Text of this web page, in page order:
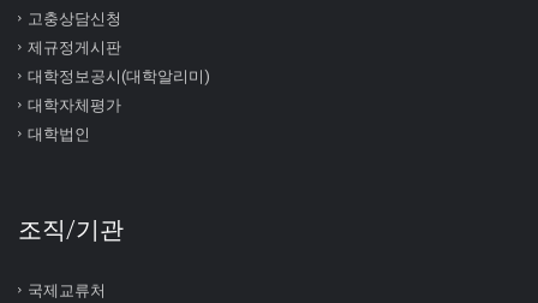
고충상담신청
제규정게시판
대학정보공시(대학알리미)
대학자체평가
대학법인
조직/기관
국제교류처